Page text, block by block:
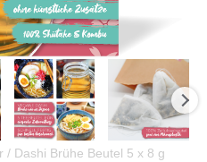
/ Dashi Brühe Beutel 5 x 8 g